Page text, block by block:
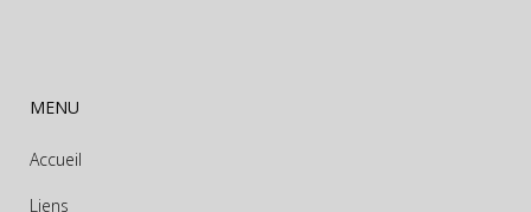
MENU
Accueil
Liens